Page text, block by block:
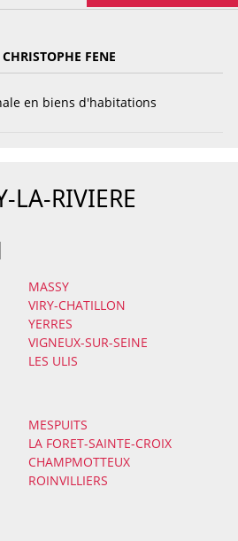
FENE
en biens d'habitations
RIVIERE
MASSY
VIRY-CHATILLON
YERRES
VIGNEUX-SUR-SEINE
LES ULIS
MESPUITS
LA FORET-SAINTE-CROIX
CHAMPMOTTEUX
ROINVILLIERS